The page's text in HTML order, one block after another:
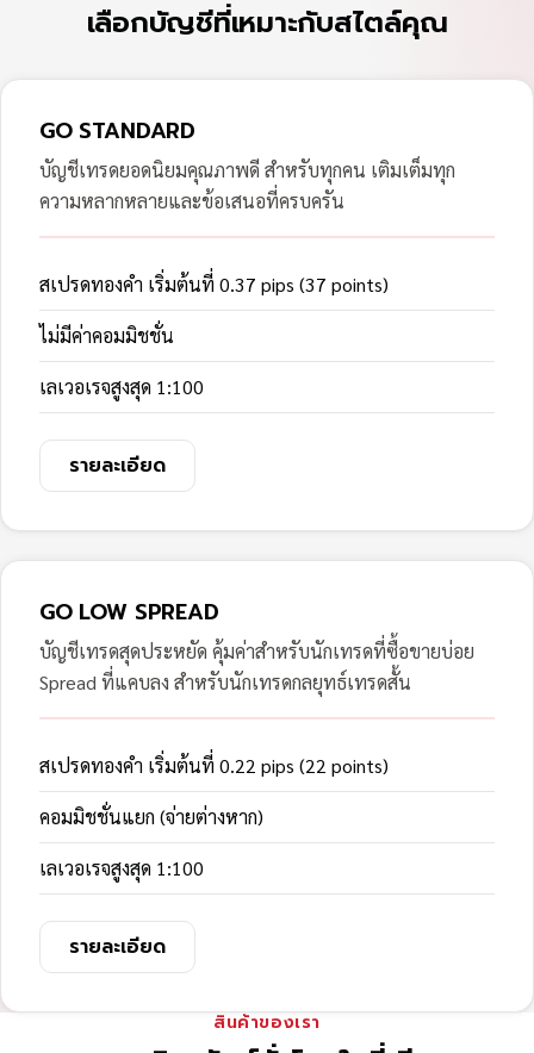
เลือกบัญชีที่เหมาะกับสไตล์คุณ
GO STANDARD
บัญชีเทรดยอดนิยมคุณภาพดี สำหรับทุกคน เติมเต็มทุก
ความหลากหลายและข้อเสนอที่ครบครัน
สเปรดทองคำ เริ่มต้นที่ 0.37 pips (37 points)
ไม่มีค่าคอมมิชชั่น
เลเวอเรจสูงสุด 1:100
รายละเอียด
GO LOW SPREAD
บัญชีเทรดสุดประหยัด คุ้มค่าสำหรับนักเทรดที่ซื้อขายบ่อย
Spread ที่แคบลง สำหรับนักเทรดกลยุทธ์เทรดสั้น
สเปรดทองคำ เริ่มต้นที่ 0.22 pips (22 points)
คอมมิชชั่นแยก (จ่ายต่างหาก)
เลเวอเรจสูงสุด 1:100
รายละเอียด
สินค้าของเรา